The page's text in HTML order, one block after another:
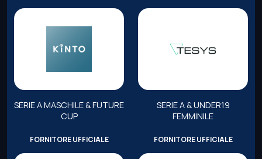
SERIE A MASCHILE & FUTURE
CUP
SERIE A & UNDER19
FEMMINILE
FORNITORE UFFICIALE FORNITORE UFFICIALE